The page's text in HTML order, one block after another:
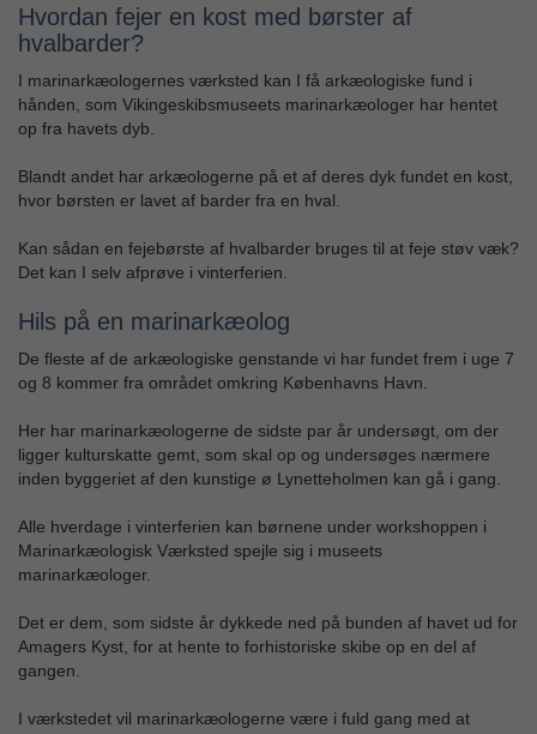
Hvordan fejer en kost med børster af
hvalbarder?
I marinarkæologernes værksted kan I få arkæologiske fund i
hånden, som Vikingeskibsmuseets marinarkæologer har hentet
op fra havets dyb.
Blandt andet har arkæologerne på et af deres dyk fundet en kost,
hvor børsten er lavet af barder fra en hval.
Kan sådan en fejebørste af hvalbarder bruges til at feje støv væk?
Det kan I selv afprøve i vinterferien.
Hils på en marinarkæolog
De fleste af de arkæologiske genstande vi har fundet frem i uge 7
og 8 kommer fra området omkring Københavns Havn.
Her har marinarkæologerne de sidste par år undersøgt, om der
ligger kulturskatte gemt, som skal op og undersøges nærmere
inden byggeriet af den kunstige ø Lynetteholmen kan gå i gang.
Alle hverdage i vinterferien kan børnene under workshoppen i
Marinarkæologisk Værksted spejle sig i museets
marinarkæologer.
Det er dem, som sidste år dykkede ned på bunden af havet ud for
Amagers Kyst, for at hente to forhistoriske skibe op en del af
gangen.
I værkstedet vil marinarkæologerne være i fuld gang med at